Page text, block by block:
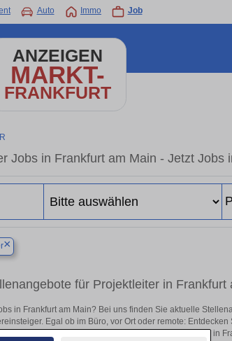
Auto Immo Job
ANZEIGEN
MARKT-
FRANKFURT
Jobs in Frankfurt am Main - Jetzt Jobs
×
für Projektleiter in Frankfurt
in Frankfurt am Main? Bei uns finden Sie aktuelle
Egal ob im Büro, vor Ort oder remote:
sich direkt auf passende Projektleiter-Stellen in